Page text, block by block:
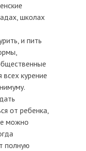
школах
и пить
курение
от ребенка,
можно
полную